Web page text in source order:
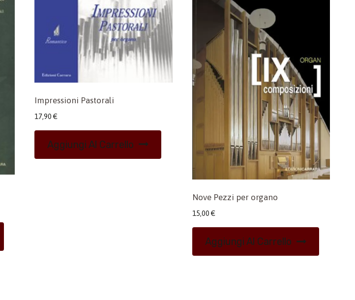
Impressioni Pastorali
17,90 €
Aggiungi Al Carrello
Nove Pezzi per organo
15,00 €
Aggiungi Al Carrello